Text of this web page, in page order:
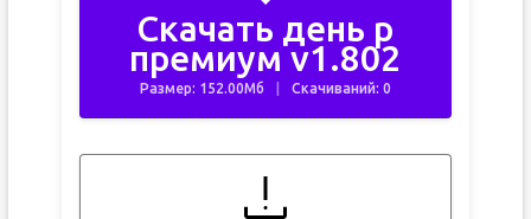
Скачать день р
премиум v1.802
Размер: 152.00Мб Скачиваний: 0